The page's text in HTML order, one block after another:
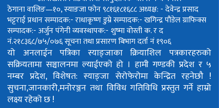
ठेगाना वालिङ—१०, स्याङजा फोन ९८१६१८१६८८अध्यक्ष: - देवेन्द्र प्रसाद
भट्टराईप्रधान सम्पादक:- राधाकृष्ण डुम्रेसम्पादक:- खगिन्द्र पौडेलग्राफिक्स
सम्पादक:- अर्जुन पंगेनीव्यवस्थापक:- शुष्मा वोस्तीक. र द
नं.२१८३६८/७५/०७६सूचना तथा प्रसारण बिभाग दर्ता नं १९०६
यो अनलाईन पत्रिका स्याङ्जाका क्रियाशिल पत्रकारहरुको
सक्रियतामा सञ्चालनमा ल्याईएको हो । हामी गण्डकी प्रदेश र ५
नम्बर प्रदेश, विशेषत: स्याङ्जा सेरोफेरोमा केन्द्रित रहनेछौ !
सुचना,जानकारी,मनोरञ्जन तथा विविध गतिविधि प्रस्तुत गर्ने हाम्रो
लक्ष्य रहेको छ !